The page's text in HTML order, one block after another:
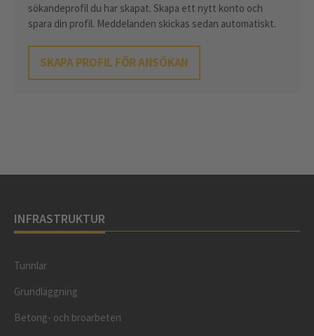
sökandeprofil du har skapat. Skapa ett nytt konto och
spara din profil. Meddelanden skickas sedan automatiskt.
SKAPA PROFIL FÖR ANSÖKAN
INFRASTRUKTUR
Tunnlar
Grundläggning
Betong- och broarbeten